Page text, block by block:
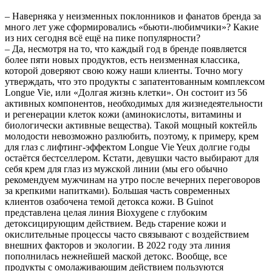
– Наверняка у неизменных поклонников и фанатов бренда за
много лет уже сформировались «бьюти-любимчики»? Какие
из них сегодня всё ещё на пике популярности?
– Да, несмотря на то, что каждый год в бренде появляется
более пяти новых продуктов, есть неизменная классика,
которой доверяют свою кожу наши клиенты. Точно могу
утверждать, что это продукты с запатентованным комплексом
Longue Vie, или «Долгая жизнь клетки». Он состоит из 56
активных компонентов, необходимых для жизнедеятельности
и регенерации клеток кожи (аминокислоты, витамины и
биологически активные вещества). Такой мощный коктейль
молодости невозможно разлюбить, поэтому, к примеру, крем
для глаз с лифтинг-эффектом Longue Vie Yeux долгие годы
остаётся бестселлером. Кстати, девушки часто выбирают для
себя крем для глаз из мужской линии (мы его обычно
рекомендуем мужчинам на утро после вечерних переговоров
за крепкими напитками). Большая часть современных
клиентов озабочена темой детокса кожи. В Guinot
представлена целая линия Bioxygene с глубоким
детоксицирующим действием. Ведь старение кожи и
окислительные процессы часто связывают с воздействием
внешних факторов и экологии. В 2022 году эта линия
пополнилась нежнейшей маской детокс. Вообще, все
продукты с омолаживающим действием пользуются